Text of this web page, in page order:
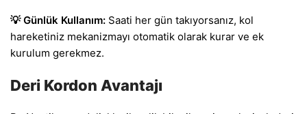
💡 Günlük Kullanım: Saati her gün takıyorsanız, kol
hareketiniz mekanizmayı otomatik olarak kurar ve ek
kurulum gerekmez.
Deri Kordon Avantajı